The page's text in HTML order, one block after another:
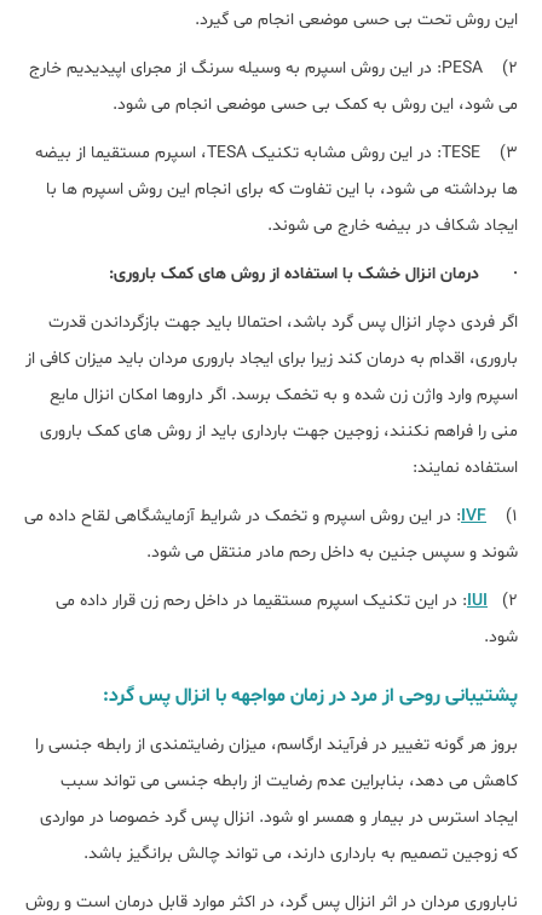
این روش تحت بی حسی موضعی انجام می گیرد.
2) PESA: در این روش اسپرم به وسیله سرنگ از مجرای اپیدیدیم خارج
می شود، این روش به کمک بی حسی موضعی انجام می شود.
3) TESE: در این روش مشابه تکنیک TESA، اسپرم مستقیما از بیضه
ها برداشته می شود، با این تفاوت که برای انجام این روش اسپرم ها با
ایجاد شکاف در بیضه خارج می شوند.
· درمان انزال خشک با استفاده از روش های کمک باروری:
اگر فردی دچار انزال پس گرد باشد، احتمالا باید جهت بازگرداندن قدرت
باروری، اقدام به درمان کند زیرا برای ایجاد باروری مردان باید میزان کافی از
اسپرم وارد واژن زن شده و به تخمک برسد. اگر داروها امکان انزال مایع
منی را فراهم نکنند، زوجین جهت بارداری باید از روش های کمک باروری
استفاده نمایند:
1)
IVF: در این روش اسپرم و تخمک در شرایط آزمایشگاهی لقاح داده می
شوند و سپس جنین به داخل رحم مادر منتقل می شود.
2)
IUI: در این تکنیک اسپرم مستقیما در داخل رحم زن قرار داده می
شود.
پشتیبانی روحی از مرد در زمان مواجهه با انزال پس گرد:
بروز هر گونه تغییر در فرآیند ارگاسم، میزان رضایتمندی از رابطه جنسی را
کاهش می دهد، بنابراین عدم رضایت از رابطه جنسی می تواند سبب
ایجاد استرس در بیمار و همسر او شود. انزال پس گرد خصوصا در مواردی
که زوجین تصمیم به بارداری دارند، می تواند چالش برانگیز باشد.
ناباروری مردان در اثر انزال پس گرد، در اکثر موارد قابل درمان است و روش